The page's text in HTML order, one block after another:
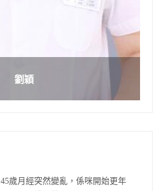
劉穎
45歲月經突然變亂，係咪開始更年